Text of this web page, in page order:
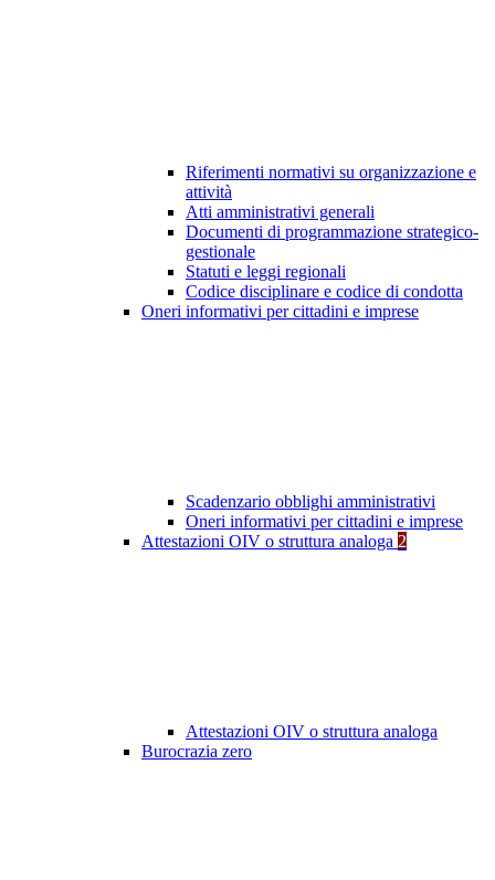
Riferimenti normativi su organizzazione e
attività
Atti amministrativi generali
Documenti di programmazione strategico-
gestionale
Statuti e leggi regionali
Codice disciplinare e codice di condotta
Oneri informativi per cittadini e imprese
Scadenzario obblighi amministrativi
Oneri informativi per cittadini e imprese
Attestazioni OIV o struttura analoga 2
Attestazioni OIV o struttura analoga
Burocrazia zero